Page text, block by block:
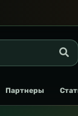
Партнеры